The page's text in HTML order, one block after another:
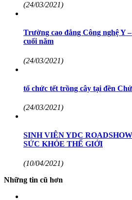
(24/03/2021)
Trường cao đẳng Công nghệ Y
cuối năm
(24/03/2021)
tổ chức tết trồng cây tại đền
(24/03/2021)
SINH VIÊN YDC
SỨC KHỎE THẾ GIỚI
(10/04/2021)
Những tin cũ hơn